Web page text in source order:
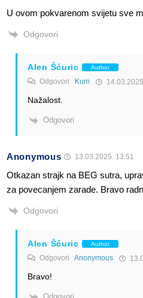
U ovom pokvarenom svijetu sve
Odgovori
Alen Šćuric Author
Odgovori Kum
Nažalost.
Odgovori
Anonymous 13.03.2025. 13:51
Otkazan strajk na BEG sutra,
za povecanjem zarade. Bravo
Odgovori
Alen Šćuric Author
Odgovori Anonymous
Bravo!